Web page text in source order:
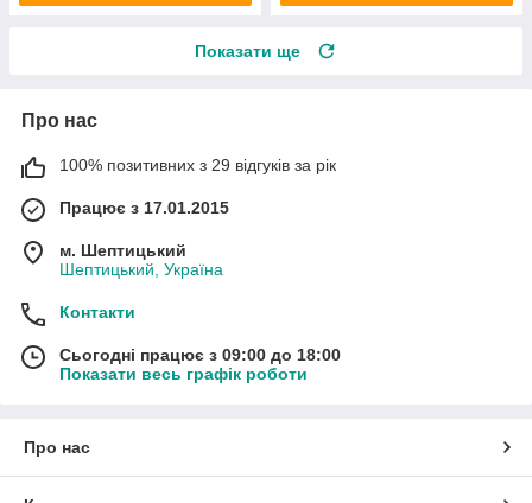
Показати ще
Про нас
100% позитивних з 29 відгуків за рік
Працює з 17.01.2015
м. Шептицький
Шептицький, Україна
Контакти
Сьогодні працює з 09:00 до 18:00
Показати весь графік роботи
Про нас